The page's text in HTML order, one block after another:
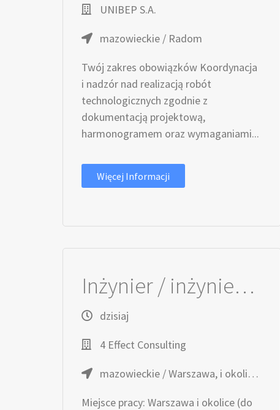
UNIBEP S.A.
mazowieckie / Radom
Twój zakres obowiązków Koordynacja
i nadzór nad realizacją robót
technologicznych zgodnie z
dokumentacją projektową,
harmonogramem oraz wymaganiami...
Więcej Informacji
Inżynier / inżynierka Robót Drogowych
dzisiaj
4 Effect Consulting
mazowieckie / Warszawa, i okolice (do 30km)
Miejsce pracy: Warszawa i okolice (do